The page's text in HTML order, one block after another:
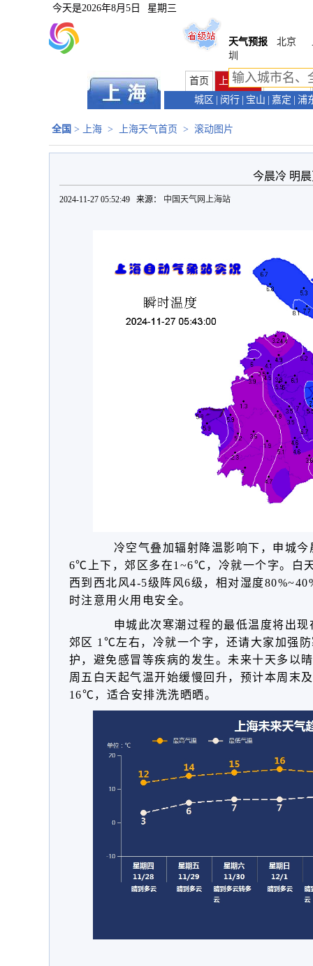
今天是2026年8月5日 星期三
天气预报 北京
圳
首页 上海首页
天气预报
城区
闵行 宝山 嘉定 浦
全国 > 上海 > 上海天气首页 > 滚动图片
今晨冷 明
2024-11-27 05:52:49 来源： 中国天气网上海站
冷空气叠加辐射降温影响下，申城
6℃上下，郊区多在1~6℃，冷就一个字。白
西到西北风4-5级阵风6级，相对湿度
时注意用火用电安全。
申城 此次寒潮过程 的最低温度将出
郊区 1℃左右，冷就一个字，还请大家加强
护，避免感冒等疾病的发生。未来十天多以
周五白天起气温开始缓慢回升，预计本周末
16℃，适合安排洗洗晒晒。